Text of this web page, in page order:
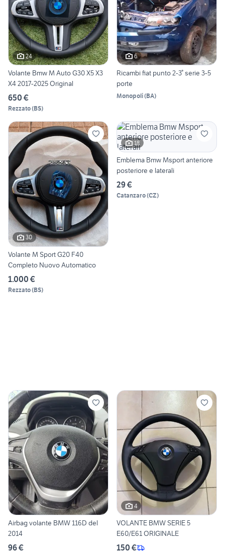
24
Volante Bmw M Auto G30 X5 X3
X4 2017-2025 Original
650 €
Rezzato(BS)
6
Ricambi fiat punto 2-3° serie 3-5
porte
Monopoli(BA)
30
Volante M Sport G20 F40
Completo Nuovo Automatico
1.000 €
Rezzato(BS)
18
Emblema Bmw Msport anteriore
posteriore e laterali
29 €
Catanzaro(CZ)
Airbag volante BMW 116D del
2014
96 €
4
VOLANTE BMW SERIE 5
E60/E61 ORIGINALE
150 €